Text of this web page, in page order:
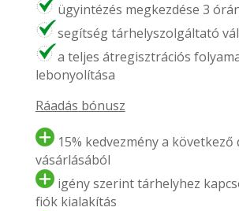
ügyintézés megkezdése 3
segítség tárhelyszolgáltató
a teljes átregisztrációs
lebonyolítása
Ráadás bónusz
15% kedvezmény a következő
vásárlásából
igény szerint tárhelyhez
fiók kialakítás